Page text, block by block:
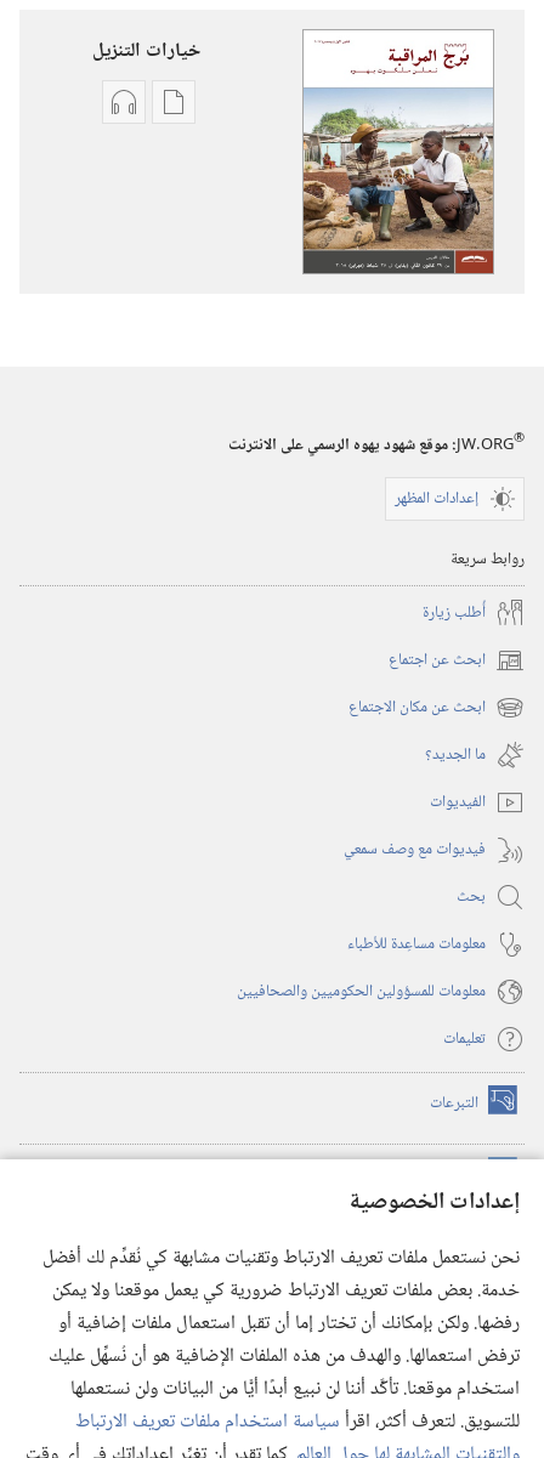
إعدادات الخصوصية
نحن نستعمل ملفات تعريف الارتباط وتقنيات مشابهة كي نُقدِّم لك أفضل
خدمة. بعض ملفات تعريف الارتباط ضرورية كي يعمل موقعنا ولا يمكن
رفضها. ولكن بإمكانك أن تختار إما أن تقبل استعمال ملفات إضافية أو
ترفض استعمالها. والهدف من هذه الملفات الإضافية هو أن نُسهِّل عليك
استخدام موقعنا. تأكَّد أننا لن نبيع أبدًا أيًّا من البيانات ولن نستعملها
للتسويق. لتعرف أكثر، اقرأسياسة استخدام ملفات تعريف الارتباط
خيارات التنزيل
خياراتخيارات
JW.ORG®
:‏ موقع شهود يهوه الرسمي على الانترنت
إعدادات المظهر
روابط سريعة
أُطلب زيارة
ابحث عن اجتماع (يفتح
نافذة
جديدة)
ابحث عن مكان الاجتماع (يفتح
نافذة
جديدة)
ما الجديد؟‏
الفيديوات
فيديوات مع وصف سمعي
بحث
معلومات مساعِدة للأطباء
معلومات للمسؤولين الحكوميين والصحافيين
تعليمات
التبرعات (يفتح
نافذة
(يفتح
نافذة
(يفتح
نافذة
جديدة) تطبيق ®
JW Library
مكتبة برج المراقبة